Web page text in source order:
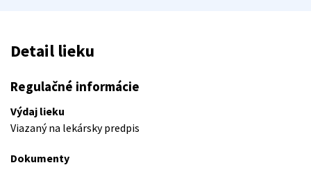
Detail lieku
Regulačné informácie
Výdaj lieku
Viazaný na lekársky predpis
Dokumenty